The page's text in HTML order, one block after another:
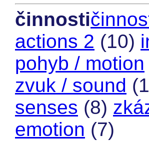
činnosti
actions 2 (10)
pohyb / motion
zvuk / sound
senses (8)
emotion (7)